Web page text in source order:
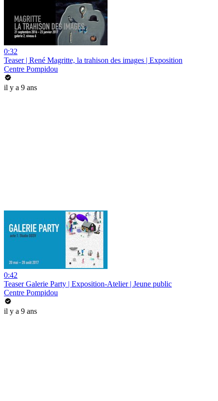
0:32
Teaser | René Magritte, la trahison des images | Exposition
Centre Pompidou
il y a 9 ans
0:42
Teaser Galerie Party | Exposition-Atelier | Jeune public
Centre Pompidou
il y a 9 ans